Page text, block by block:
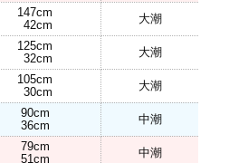
147cm
42cm
大潮
125cm
32cm
大潮
105cm
30cm
大潮
90cm
36cm
中潮
79cm
51cm
中潮